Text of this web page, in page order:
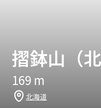
摺鉢山（
169 m
北海道